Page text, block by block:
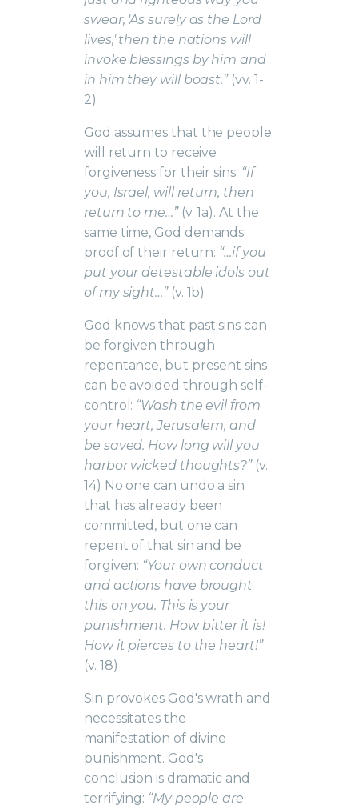
swear, 'As surely as the Lord
lives,' then the nations will
invoke blessings by him and
in him they will boast.”(vv. 1-
2)
God assumes that the people
will return to receive
forgiveness for their sins: “If
you, Israel, will return, then
return to me…”(v. 1a). At the
same time, God demands
proof of their return: “…if you
put your detestable idols out
of my sight…”(v. 1b)
God knows that past sins can
be forgiven through
repentance, but present sins
can be avoided through self-
control: “Wash the evil from
your heart, Jerusalem, and
be saved. How long will you
harbor wicked thoughts?”(v.
14) No one can undo a sin
that has already been
committed, but one can
repent of that sin and be
forgiven: “Your own conduct
and actions have brought
this on you. This is your
punishment. How bitter it is!
How it pierces to the heart!”
(v. 18)
Sin provokes God's wrath and
necessitates the
manifestation of divine
punishment. God's
conclusion is dramatic and
terrifying: “My people are